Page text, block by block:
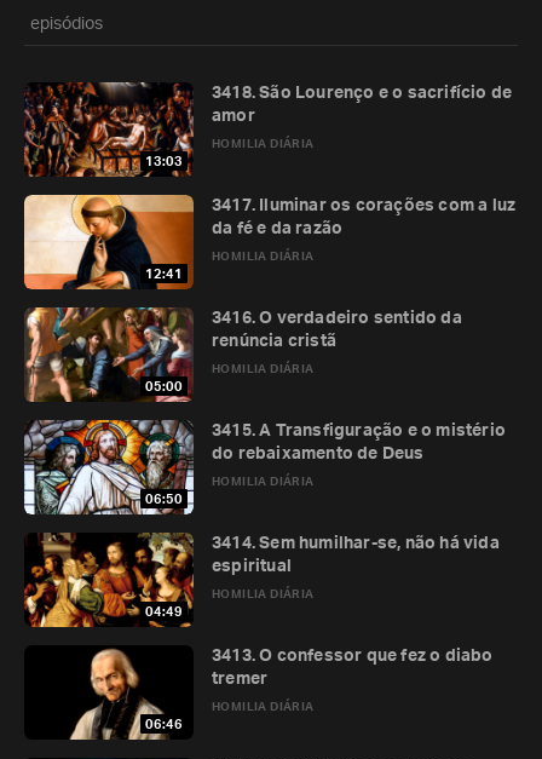
episódios
13:03
HOMILIA DIÁRIA
3418. São Lourenço e o sacrifício de
amor
12:41
HOMILIA DIÁRIA
3417. Iluminar os corações com a luz
da fé e da razão
05:00
HOMILIA DIÁRIA
3416. O verdadeiro sentido da
renúncia cristã
06:50
HOMILIA DIÁRIA
3415. A Transfiguração e o mistério
do rebaixamento de Deus
04:49
HOMILIA DIÁRIA
3414. Sem humilhar-se, não há vida
espiritual
06:46
HOMILIA DIÁRIA
3413. O confessor que fez o diabo
tremer